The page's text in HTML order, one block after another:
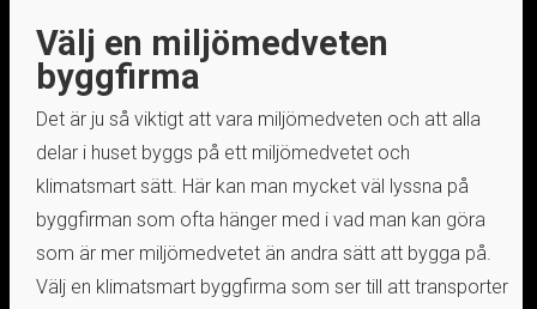
Välj en miljömedveten
byggfirma
Det är ju så viktigt att vara miljömedveten och att alla
delar i huset byggs på ett miljömedvetet och
klimatsmart sätt. Här kan man mycket väl lyssna på
byggfirman som ofta hänger med i vad man kan göra
som är mer miljömedvetet än andra sätt att bygga på.
Välj en klimatsmart byggfirma som ser till att transporter